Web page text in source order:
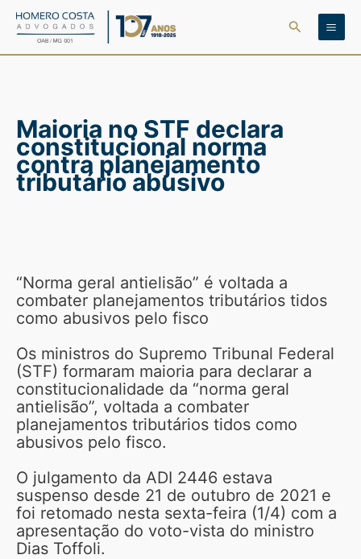
para
Pesquisar
Maioria no STF declara
constitucional norma
contra planejamento
tributário abusivo
“Norma geral antielisão” é voltada a
combater planejamentos tributários tidos
como abusivos pelo fisco
Os ministros do Supremo Tribunal Federal
(STF) formaram maioria para declarar a
constitucionalidade da “norma geral
antielisão”, voltada a combater
planejamentos tributários tidos como
abusivos pelo fisco.
O julgamento da ADI 2446 estava
suspenso desde 21 de outubro de 2021 e
foi retomado nesta sexta-feira (1/4) com a
apresentação do voto-vista do ministro
Dias Toffoli.